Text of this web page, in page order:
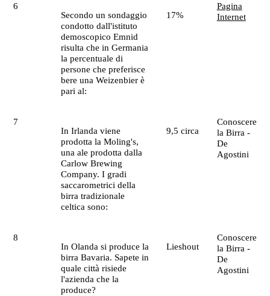
6
Secondo un sondaggio
condotto dall'istituto
demoscopico Emnid
risulta che in Germania
la percentuale di
persone che preferisce
bere una Weizenbier è
pari al:
17%
Pagina
Internet
7
In Irlanda viene
prodotta la Moling's,
una ale prodotta dalla
Carlow Brewing
Company. I gradi
saccarometrici della
birra tradizionale
celtica sono:
9,5 circa
Conoscere
la Birra -
De
Agostini
8
In Olanda si produce la
birra Bavaria. Sapete in
quale città risiede
l'azienda che la
produce?
Lieshout
Conoscere
la Birra -
De
Agostini